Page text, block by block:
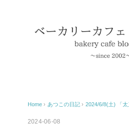
Home › あつこの日記 › 2024/6/8(土) 「太
2024-06-08